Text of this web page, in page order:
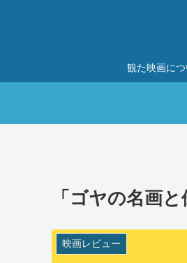
観た映画に
「ゴヤの名画
映画レビュー